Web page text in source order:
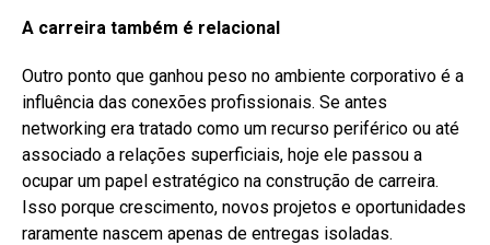
A carreira também é relacional
Outro ponto que ganhou peso no ambiente corporativo é a
influência das conexões profissionais. Se antes
networking era tratado como um recurso periférico ou até
associado a relações superficiais, hoje ele passou a
ocupar um papel estratégico na construção de carreira.
Isso porque crescimento, novos projetos e oportunidades
raramente nascem apenas de entregas isoladas.